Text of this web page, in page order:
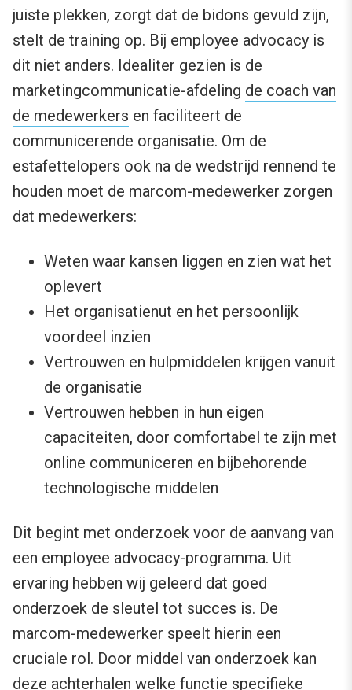
juiste plekken, zorgt dat de bidons gevuld zijn,
stelt de training op. Bij employee advocacy is
dit niet anders. Idealiter gezien is de
marketingcommunicatie-afdeling de coach van
de medewerkers en faciliteert de
communicerende organisatie. Om de
estafettelopers ook na de wedstrijd rennend te
houden moet de marcom-medewerker zorgen
dat medewerkers:
Weten waar kansen liggen en zien wat het
oplevert
Het organisatienut en het persoonlijk
voordeel inzien
Vertrouwen en hulpmiddelen krijgen vanuit
de organisatie
Vertrouwen hebben in hun eigen
capaciteiten, door comfortabel te zijn met
online communiceren en bijbehorende
technologische middelen
Dit begint met onderzoek voor de aanvang van
een employee advocacy-programma. Uit
ervaring hebben wij geleerd dat goed
onderzoek de sleutel tot succes is. De
marcom-medewerker speelt hierin een
cruciale rol. Door middel van onderzoek kan
deze achterhalen welke functie specifieke